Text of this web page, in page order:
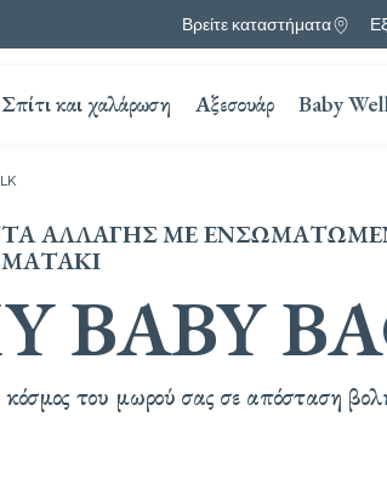
Βρείτε καταστήματα
Σπίτι και χαλάρωση Αξεσουάρ Baby
ΑΛΛΑΓΉΣ ΜΕ
BABY
του μωρού σας σε απόσταση